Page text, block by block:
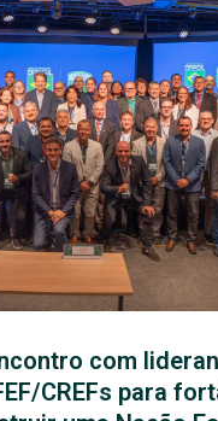
com
CREFs para